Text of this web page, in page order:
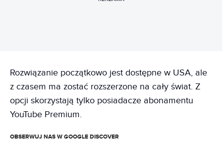
Rozwiązanie początkowo jest dostępne w USA, ale
z czasem ma zostać rozszerzone na cały świat. Z
opcji skorzystają tylko posiadacze abonamentu
YouTube Premium.
OBSERWUJ NAS W GOOGLE DISCOVER